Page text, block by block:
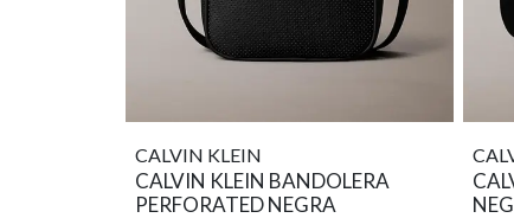
CALVIN KLEIN
CALVIN KLEIN BANDOLERA
PERFORATED NEGRA